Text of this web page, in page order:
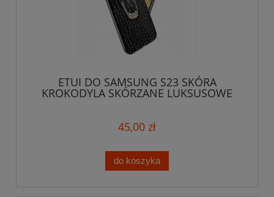
ETUI DO SAMSUNG S23 SKÓRA
KROKODYLA SKÓRZANE LUKSUSOWE
45,00 zł
do koszyka